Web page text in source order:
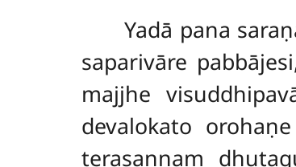
Yadā pana
saparivāre
majjhe
devalokato
terasannaṃ